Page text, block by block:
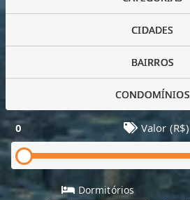
CIDADES
BAIRROS
CONDOMÍNIOS
0 Valor (R$)
Dormitórios